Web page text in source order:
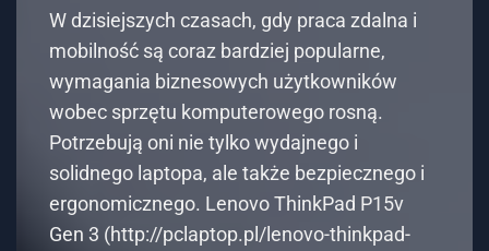
W dzisiejszych czasach, gdy praca zdalna i
mobilność są coraz bardziej popularne,
wymagania biznesowych użytkowników
wobec sprzętu komputerowego rosną.
Potrzebują oni nie tylko wydajnego i
solidnego laptopa, ale także bezpiecznego i
ergonomicznego. Lenovo ThinkPad P15v
Gen 3 (http://pclaptop.pl/lenovo-thinkpad-